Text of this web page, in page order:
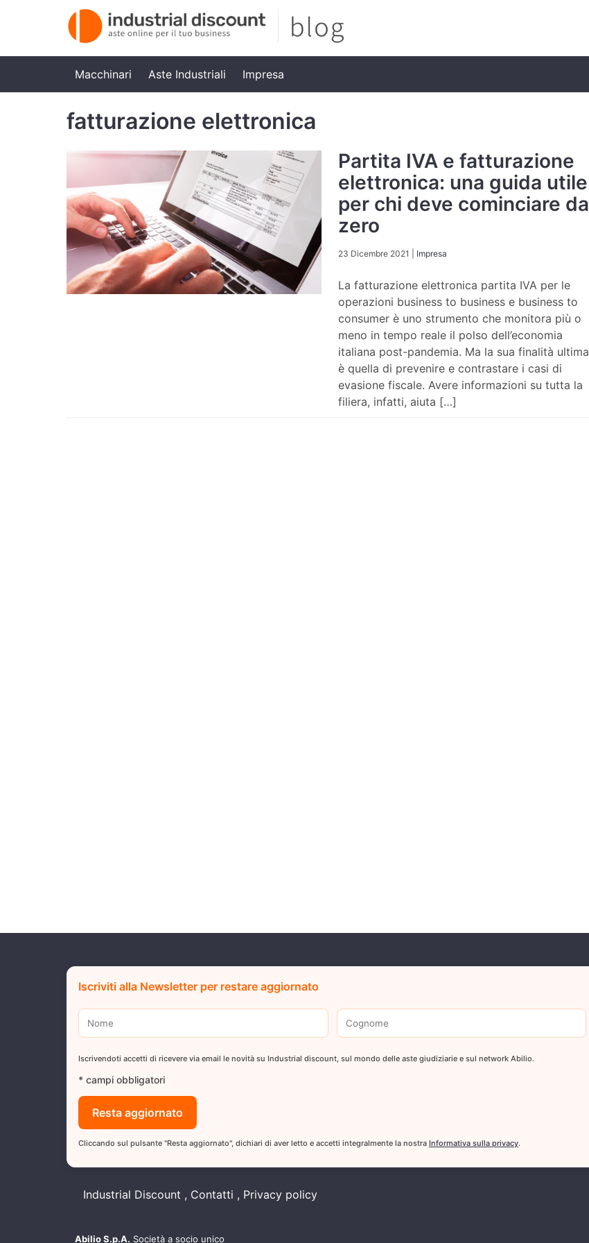
Macchinari Aste Industriali Impresa
fatturazione elettronica
Partita IVA e fatturazione
elettronica: una guida utile
per chi deve cominciare da
zero
23 Dicembre 2021 Impresa
La fatturazione elettronica partita IVA per le
operazioni business to business e business to
consumer è uno strumento che monitora più o
meno in tempo reale il polso dell’economia
italiana post-pandemia. Ma la sua finalità ultima
è quella di prevenire e contrastare i casi di
evasione fiscale. Avere informazioni su tutta la
filiera, infatti, aiuta […]
Iscriviti alla Newsletter per restare aggiornato
Iscrivendoti accetti di ricevere via email le novità su Industrial discount, sul mondo delle aste giudiziarie e sul network Abilio.
* campi obbligatori
Cliccando sul pulsante "Resta aggiornato", dichiari di aver letto e accetti integralmente la nostra Informativa sulla privacy.
Industrial Discount Contatti Privacy policy
Abilio S.p.A. Società a socio unico